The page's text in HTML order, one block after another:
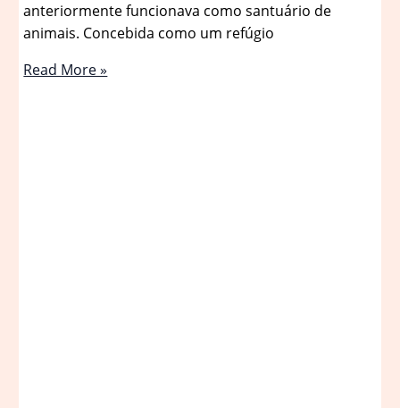
anteriormente funcionava como santuário de
animais. Concebida como um refúgio
Casa-
Read More »